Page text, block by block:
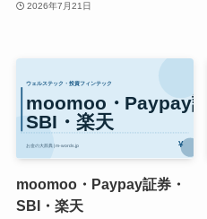
2026年7月21日
moomoo・Paypay証券・
SBI・楽天